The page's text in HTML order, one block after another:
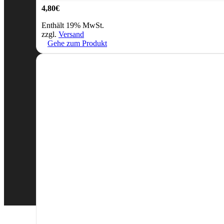
4,80€
Enthält 19% MwSt.
zzgl. Versand
Gehe zum Produkt